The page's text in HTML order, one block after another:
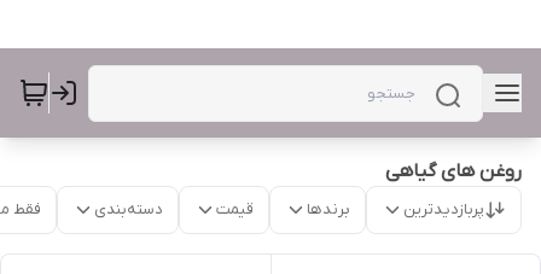
روغن های گیاهی
پربازدیدترین برندها قیمت دسته‌بندی فقط